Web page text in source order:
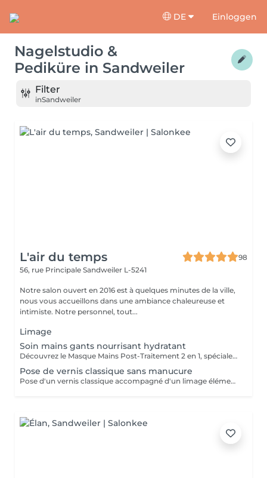
DE Einloggen
Nagelstudio &
Pediküre in Sandweiler
Filter
inSandweiler
L'air du temps
98
56, rue Principale Sandweiler L-5241
Notre salon ouvert en 2016 est à quelques minutes de la ville,
nous vous accueillons dans une ambiance chaleureuse et
intimiste. Notre personnel, tout...
Limage
Soin mains gants nourrisant hydratant
Découvrez le Masque Mains Post-Traitement 2 en 1, spécialement conçu pour agir sur les signes visibles de l'âge : il agit à la fois sur les rides et les taches brunes, tout en hydratant en profondeur les ongles et cuticules. Ce masque combine un sérum régénérant et hydratant à des gants en cosméto-textile, offrant un confort optimal tout en favorisant l'absorption des actifs. La sensation de confort et d'hydratation est immédiate en les enfilant. Peut être appliqué lors d'un soin en cabine ou en onglerie.
Pose de vernis classique sans manucure
Pose d'un vernis classique accompagné d'un limage élémentaire des ongles. N'inclut PAS d'autres soins de manucure. . Tenez compte de rester par la suite quelques minutes en plus dans notre salon jusqu'à séchage complet.